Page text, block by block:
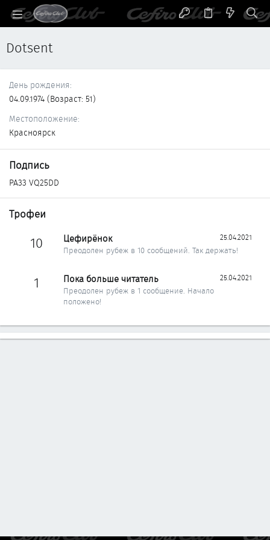
Dotsent
День рождения
04.09.1974 (Возраст: 51)
Местоположение
Красноярск
Подпись
PA33 VQ25DD
Трофеи
10 25.04.2021
Цефирёнок
Преодолен рубеж в 10 сообщений. Так держать!
1 25.04.2021
Пока больше читатель
Преодолен рубеж в 1 сообщение. Начало
положено!